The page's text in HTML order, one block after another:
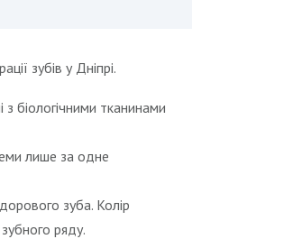
зубів у Дніпрі.
біологічними тканинами
лише за одне
зуба. Колір
ряду.